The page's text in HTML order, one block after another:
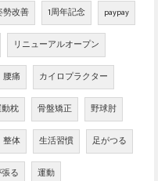
勢改善 1周年記念 paypay
リニューアルオープン
腰痛 カイロプラクター
枕 骨盤矯正 野球肘
整体 生活習慣 足がつる
る 運動